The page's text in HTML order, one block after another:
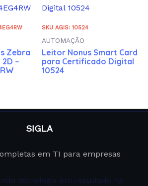
Zebra
2D –
SKU AGIS: 10524
AUTOMAÇÃO
Leitor Nonus Smart Card
para Certificado Digital
10524
SIGLA
em TI para empresas
tecnologia em resultado há